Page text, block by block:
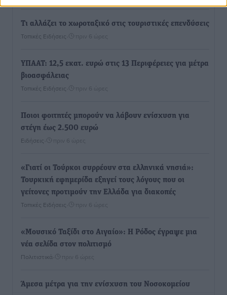
Τι αλλάζει το χωροταξικό στις τουριστικές επενδύσεις
Τοπικές Ειδήσεις πριν 6 ώρες
ΥΠΑΑΤ: 12,5 εκατ. ευρώ στις 13 Περιφέρειες για μέτρα
βιοασφάλειας
Τοπικές Ειδήσεις πριν 6 ώρες
Ποιοι φοιτητές μπορούν να λάβουν ενίσχυση για
στέγη έως 2.500 ευρώ
Ειδήσεις πριν 6 ώρες
«Γιατί οι Τούρκοι συρρέουν στα ελληνικά νησιά»:
Τουρκική εφημερίδα εξηγεί τους λόγους που οι
γείτονες προτιμούν την Ελλάδα για διακοπές
Τοπικές Ειδήσεις πριν 6 ώρες
«Μουσικό Ταξίδι στο Αιγαίο»: Η Ρόδος έγραψε μια
νέα σελίδα στον πολιτισμό
Πολιτιστικά πριν 6 ώρες
Άμεσα μέτρα για την ενίσχυση του Νοσοκομείου